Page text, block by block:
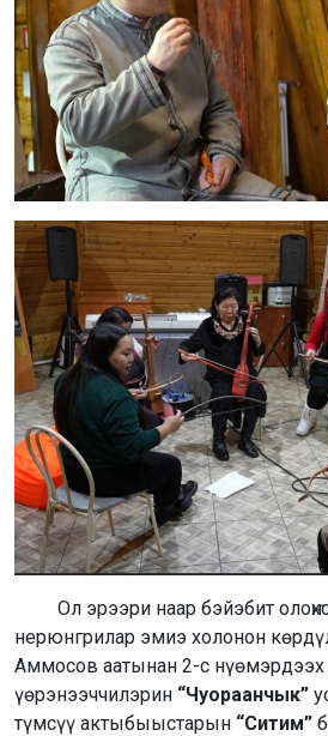
Ол эрээри наар бэйэбит
нерюнгрилар эмиэ холонон
Аммосов аатынан 2-с нүөмэрдээх
үөрэнээччилэрин “Чуораанчык”
түмсүү актыбыыстарын “Ситим”